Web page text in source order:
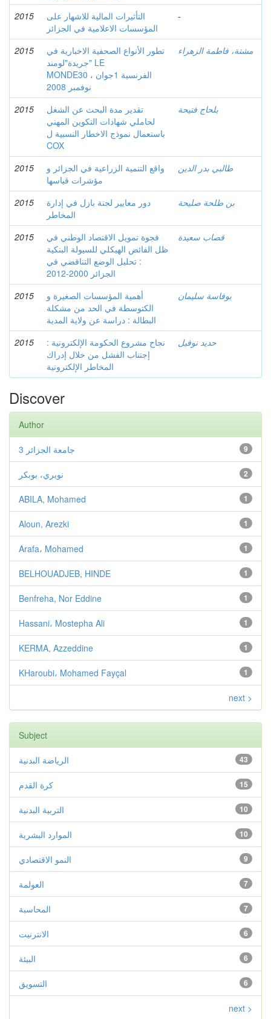
2015
التأثيرات المالية للاشهار على
المؤسسات الاعلامية في الجزائر
-
2015
تطور الأنواع الصحفية الاخبارية في
جريدة"لومند" LE
MONDEالفرنسية 1جوان ، 30
نوفمبر 2008
مشتة، فاطمة الزهراء
2015
تقدير مدة البحث عن الشغل
لحاملي شهادات التكوين المهني
باستعمال نموذج الاخطار النسبية ل
COX
بلحاج فتيحة
2015
واقع التنمية الزراعية في الجزائر و
مؤشرات قياسها
طالبي بدر الدين
2015
دور معايير لجنة بازل في إدارة
المخاطر
بن طلحة صليحة
2015
فجوة تمويل الاقتصاد الوطني في
ظل الفائض الهيكلي للسيولة البنكية
: تحليل الوضع التناقضي في
الجزائر 2000-2012
قصاب سعيدة
2015
أهمية المؤسسات الصغيرة و
الكتوسطة في الحد من مشكلة
البطالة : دراسة عن ولاية المدية
بوفاسة سليمان
2015
نجاح مشروع الحكومة الإلكترونية :
إجتناب الفشل من خلال إدراك
المخاطر الإلكترونية
حديد نوفيل
Discover
Author
9 جامعة الجزائر 3
2 نويري، بوبكر
1
ABILA, Mohamed
1
Aloun, Arezki
1 Arafa، Mohamed
1
BELHOUADJEB, HINDE
1
Benfreha, Nor Eddine
1 Hassani، Mostepha Ali
1
KERMA, Azzeddine
1 KHaroubi، Mohamed Fayçal
next >
Subject
43 الرياضة البدنية
15 كرة القدم
10 التربية البدنية
10 الموارد البشرية
9 النمو الاقتصادي
7 العولمة
7 المحاسبة
6 الانترنيت
6 البيئة
6 التسويق
next >